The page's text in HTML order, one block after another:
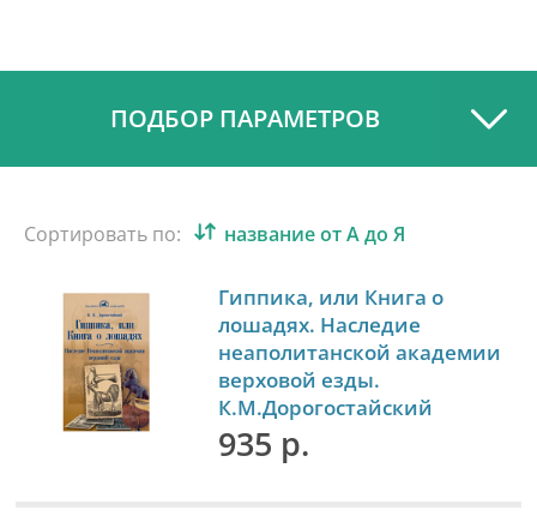
ПОДБОР ПАРАМЕТРОВ
Сортировать по: название от А до Я
Гиппика, или Книга о
лошадях. Наследие
неаполитанской академии
верховой езды.
К.М.Дорогостайский
935 р.